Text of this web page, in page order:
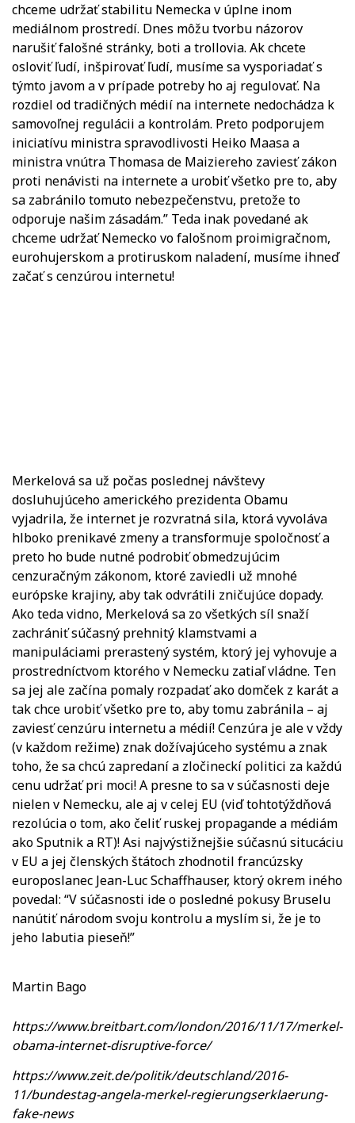
chceme udržať stabilitu Nemecka v úplne inom
mediálnom prostredí. Dnes môžu tvorbu názorov
narušiť falošné stránky, boti a trollovia. Ak chcete
osloviť ľudí, inšpirovať ľudí, musíme sa vysporiadať s
týmto javom a v prípade potreby ho aj regulovať. Na
rozdiel od tradičných médií na internete nedochádza k
samovoľnej regulácii a kontrolám. Preto podporujem
iniciatívu ministra spravodlivosti Heiko Maasa a
ministra vnútra Thomasa de Maiziereho zaviesť zákon
proti nenávisti na internete a urobiť všetko pre to, aby
sa zabránilo tomuto nebezpečenstvu, pretože to
odporuje našim zásadám.” Teda inak povedané ak
chceme udržať Nemecko vo falošnom proimigračnom,
eurohujerskom a protiruskom naladení, musíme ihneď
začať s cenzúrou internetu!
Merkelová sa už počas poslednej návštevy
dosluhujúceho amerického prezidenta Obamu
vyjadrila, že internet je rozvratná sila, ktorá vyvoláva
hlboko prenikavé zmeny a transformuje spoločnosť a
preto ho bude nutné podrobiť obmedzujúcim
cenzuračným zákonom, ktoré zaviedli už mnohé
európske krajiny, aby tak odvrátili zničujúce dopady.
Ako teda vidno, Merkelová sa zo všetkých síl snaží
zachrániť súčasný prehnitý klamstvami a
manipuláciami prerastený systém, ktorý jej vyhovuje a
prostredníctvom ktorého v Nemecku zatiaľ vládne. Ten
sa jej ale začína pomaly rozpadať ako domček z karát a
tak chce urobiť všetko pre to, aby tomu zabránila – aj
zaviesť cenzúru internetu a médií! Cenzúra je ale v vždy
(v každom režime) znak dožívajúceho systému a znak
toho, že sa chcú zapredaní a zločineckí politici za každú
cenu udržať pri moci! A presne to sa v súčasnosti deje
nielen v Nemecku, ale aj v celej EU (viď tohtotýždňová
rezolúcia o tom, ako čeliť ruskej propagande a médiám
ako Sputnik a RT)! Asi najvýstižnejšie súčasnú situcáciu
v EU a jej členských štátoch zhodnotil francúzsky
europoslanec Jean-Luc Schaffhauser, ktorý okrem iného
povedal: “V súčasnosti ide o posledné pokusy Bruselu
nanútiť národom svoju kontrolu a myslím si, že je to
jeho labutia pieseň!”
Martin Bago
https://www.breitbart.com/london/2016/11/17/merkel-
obama-internet-disruptive-force/
https://www.zeit.de/politik/deutschland/2016-
11/bundestag-angela-merkel-regierungserklaerung-
fake-news